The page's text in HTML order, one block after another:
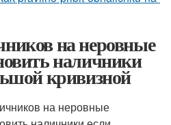
на неровные
наличники
кривизной